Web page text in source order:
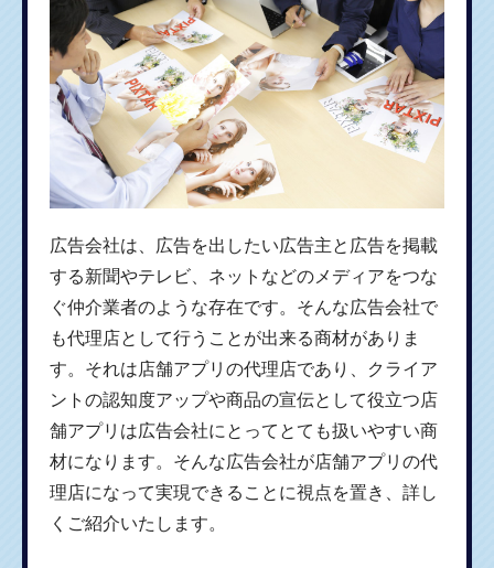
広告会社は、広告を出したい広告主と広告を掲載
する新聞やテレビ、ネットなどのメディアをつな
ぐ仲介業者のような存在です。そんな広告会社で
も代理店として行うことが出来る商材がありま
す。それは店舗アプリの代理店であり、クライア
ントの認知度アップや商品の宣伝として役立つ店
舗アプリは広告会社にとってとても扱いやすい商
材になります。そんな広告会社が店舗アプリの代
理店になって実現できることに視点を置き、詳し
くご紹介いたします。